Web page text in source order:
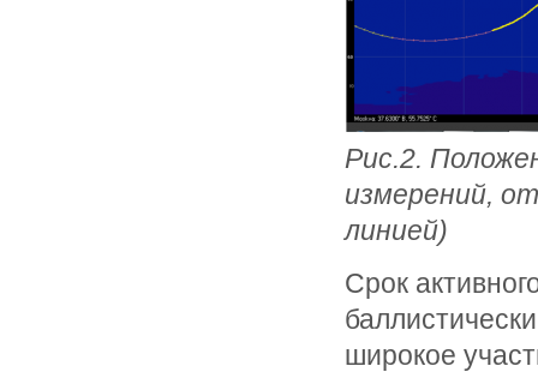
Рис.2.
измерений,
линией)
Срок
широкое